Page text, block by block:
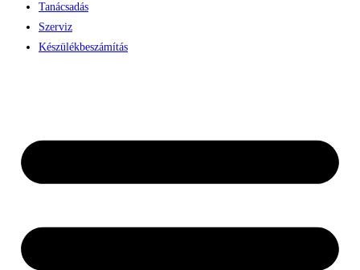
Tanácsadás
Szerviz
Készülékbeszámítás